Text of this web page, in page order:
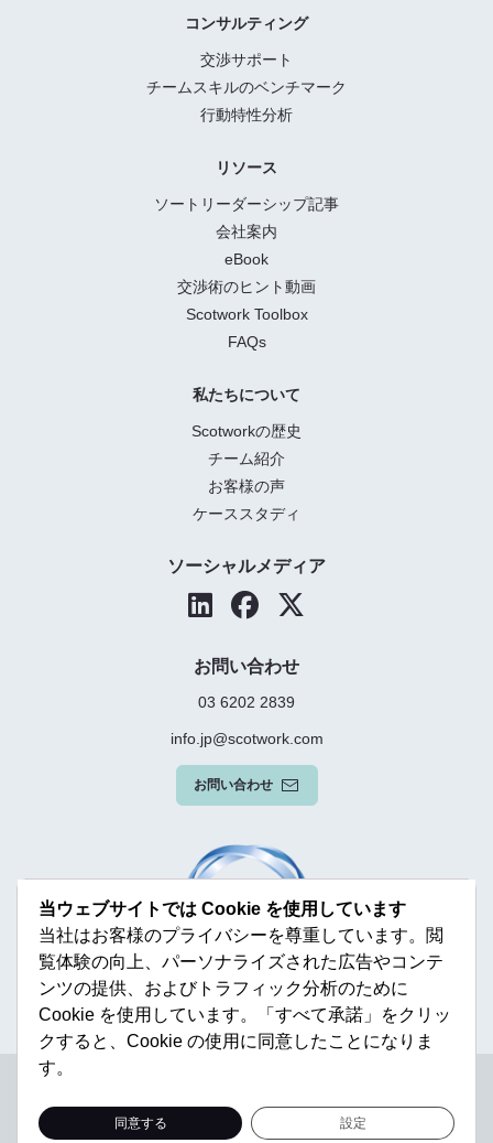
コンサルティング
交渉サポート
チームスキルのベンチマーク
行動特性分析
リソース
ソートリーダーシップ記事
会社案内
eBook
交渉術のヒント動画
Scotwork Toolbox
FAQs
私たちについて
Scotworkの歴史
チーム紹介
お客様の声
ケーススタディ
ソーシャルメディア
お問い合わせ
03 6202 2839
info.jp@scotwork.com
お問い合わせ
Sitemap
当ウェブサイトでは Cookie を使用しています
当社はお客様のプライバシーを尊重しています。閲
覧体験の向上、パーソナライズされた広告やコンテ
ンツの提供、およびトラフィック分析のために
Cookie を使用しています。「すべて承諾」をクリッ
クすると、Cookie の使用に同意したことになりま
す。
同意する 設定